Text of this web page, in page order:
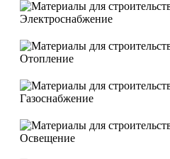
Электроснабжение
Отопление
Газоснабжение
Освещение